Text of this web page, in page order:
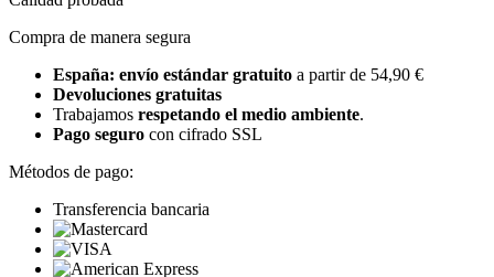
Compra de manera segura
España: envío estándar gratuito a partir de 54,90 €
Devoluciones gratuitas
Trabajamos respetando el medio ambiente.
Pago seguro con cifrado SSL
Métodos de pago:
Transferencia bancaria